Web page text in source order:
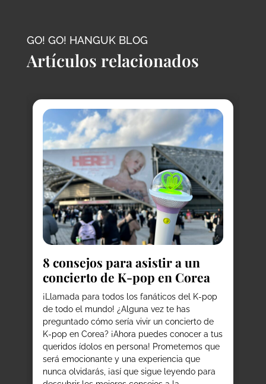
GO! GO! HANGUK BLOG
Artículos relacionados
8 consejos para asistir a un
concierto de K-pop en Corea
¡Llamada para todos los fanáticos del K-pop
de todo el mundo! ¿Alguna vez te has
preguntado cómo sería vivir un concierto de
K-pop en Corea? ¡Ahora puedes conocer a tus
queridos ídolos en persona! Prometemos que
será emocionante y una experiencia que
nunca olvidarás, ¡así que sigue leyendo para